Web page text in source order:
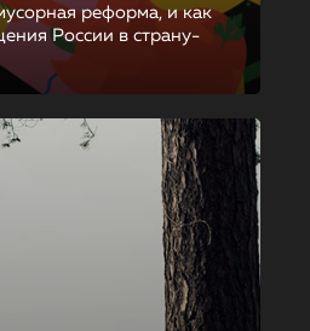
реформа, и как
России в страну-